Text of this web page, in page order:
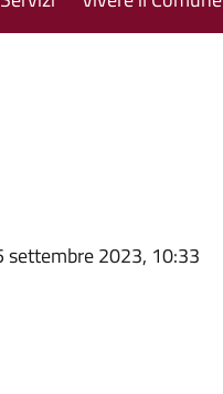
settembre 2023, 10:33